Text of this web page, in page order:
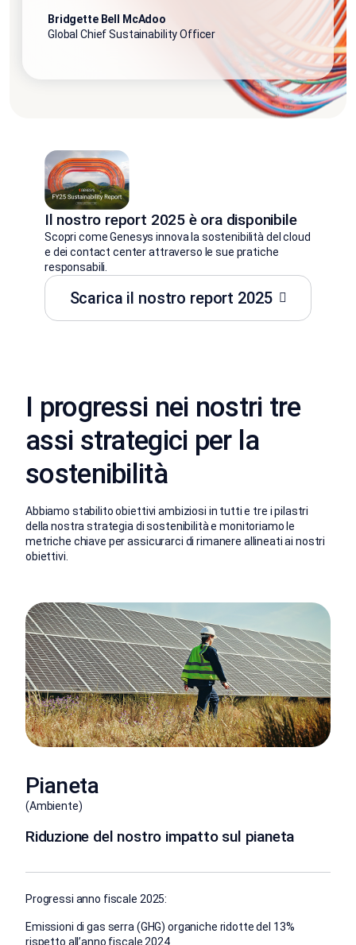
Bridgette Bell McAdoo
Global Chief Sustainability Officer
Il nostro report 2025 è ora disponibile
Scopri come Genesys innova la sostenibilità del cloud
e dei contact center attraverso le sue pratiche
responsabili.
Scarica il nostro report 2025
I progressi nei nostri tre
assi strategici per la
sostenibilità
Abbiamo stabilito obiettivi ambiziosi in tutti e tre i pilastri
della nostra strategia di sostenibilità e monitoriamo le
metriche chiave per assicurarci di rimanere allineati ai nostri
obiettivi.
Pianeta
(Ambiente)
Riduzione del nostro impatto sul pianeta
Progressi anno fiscale 2025:
Emissioni di gas serra (GHG) organiche ridotte del 13%
rispetto all’anno fiscale 2024